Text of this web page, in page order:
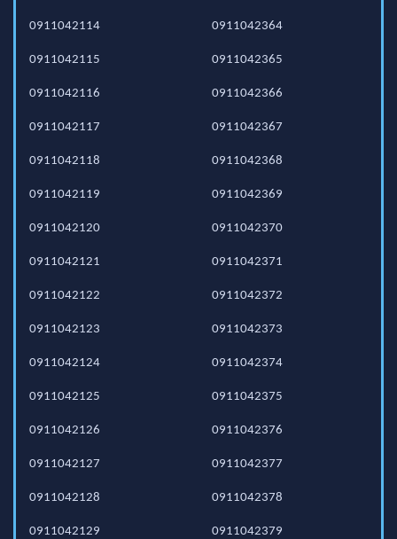
0911042114
0911042115
0911042116
0911042117
0911042118
0911042119
0911042120
0911042121
0911042122
0911042123
0911042124
0911042125
0911042126
0911042127
0911042128
0911042129
0911042364
0911042365
0911042366
0911042367
0911042368
0911042369
0911042370
0911042371
0911042372
0911042373
0911042374
0911042375
0911042376
0911042377
0911042378
0911042379